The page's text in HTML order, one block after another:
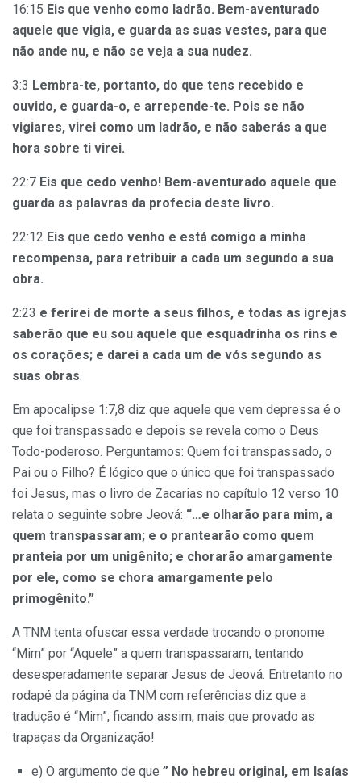
16:15 Eis que venho como ladrão. Bem-aventurado
aquele que vigia, e guarda as suas vestes, para que
não ande nu, e não se veja a sua nudez.
3:3 Lembra-te, portanto, do que tens recebido e
ouvido, e guarda-o, e arrepende-te. Pois se não
vigiares, virei como um ladrão, e não saberás a que
hora sobre ti virei.
22:7 Eis que cedo venho! Bem-aventurado aquele que
guarda as palavras da profecia deste livro.
22:12 Eis que cedo venho e está comigo a minha
recompensa, para retribuir a cada um segundo a sua
obra.
2:23 e ferirei de morte a seus filhos, e todas as igrejas
saberão que eu sou aquele que esquadrinha os rins e
os corações; e darei a cada um de vós segundo as
suas obras.
Em apocalipse 1:7,8 diz que aquele que vem depressa é o
que foi transpassado e depois se revela como o Deus
Todo-poderoso. Perguntamos: Quem foi transpassado, o
Pai ou o Filho? É lógico que o único que foi transpassado
foi Jesus, mas o livro de Zacarias no capítulo 12 verso 10
relata o seguinte sobre Jeová: “…e olharão para mim, a
quem transpassaram; e o prantearão como quem
pranteia por um unigênito; e chorarão amargamente
por ele, como se chora amargamente pelo
primogênito.”
A TNM tenta ofuscar essa verdade trocando o pronome
“Mim” por “Aquele” a quem transpassaram, tentando
desesperadamente separar Jesus de Jeová. Entretanto no
rodapé da página da TNM com referências diz que a
tradução é “Mim”, ficando assim, mais que provado as
trapaças da Organização!
e) O argumento de que ” No hebreu original, em Isaías